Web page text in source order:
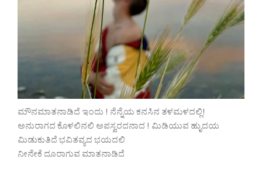
ಮೌನಮಾತನಾಡಿದೆ ಇಂದು ! ನೆನ್ನೆಯ ಕನಸಿನ ತಳಮಳದಲ್ಲಿ!
ಅನುರಾಗದ ಕೊಳಲಿನಲಿ ಅಪಸ್ವರದನಾದ ! ಮಿಡಿಯುವ ಹುೃದಯ
ಮಿಡುಕುತಿದೆ ಭವಿತವ್ಯದ ಭಯದಲಿ
ನೀನೇಕೆ ದೂರಾಗುವ ಮಾತನಾಡಿದೆ